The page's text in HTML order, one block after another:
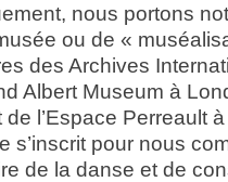
nous portons
ou de «
des Archives
Albert Museum à
l’Espace Perreault
s’inscrit pour nous
de la danse et de